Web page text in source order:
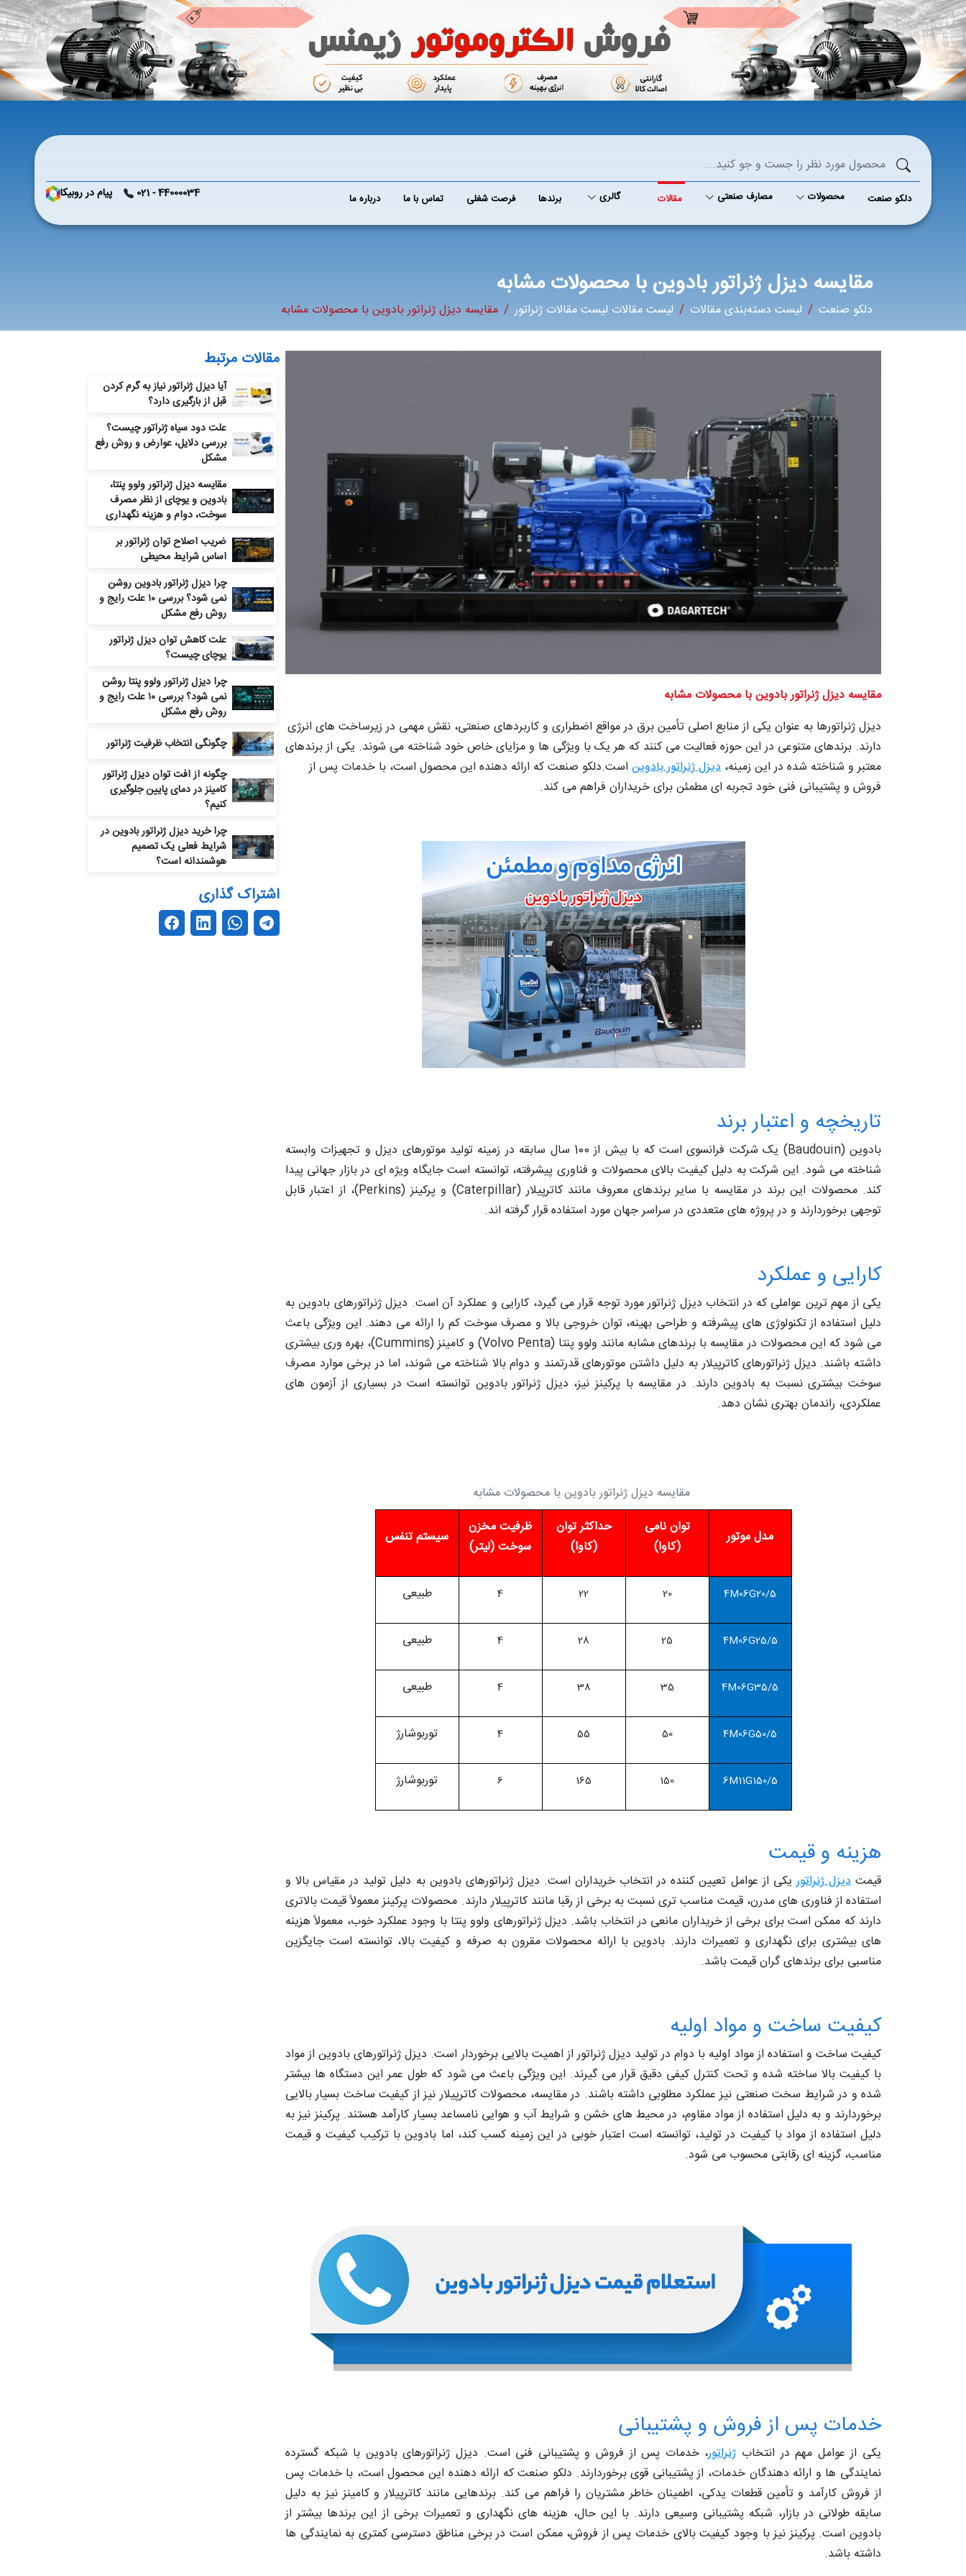
دلکو صنعت محصولات مصارف صنعتی مقالات گالری برند‌ها فرصت شغلی تماس با ما درباره ما 44000034 - 021 پیام در روبیکا
مقایسه دیزل ژنراتور بادوین با محصولات مشابه
دلکو صنعت لیست دسته‌بندی مقالات لیست مقالات لیست مقالات ژنراتور مقایسه دیزل ژنراتور بادوین با محصولات مشابه
مقایسه دیزل ژنراتور بادوین با محصولات مشابه
دیزل ژنراتورها به عنوان یکی از منابع اصلی تأمین برق در مواقع اضطراری و کاربردهای صنعتی، نقش مهمی در زیرساخت های انرژی
دارند. برندهای متنوعی در این حوزه فعالیت می کنند که هر یک با ویژگی ها و مزایای خاص خود شناخته می شوند. یکی از برندهای
معتبر و شناخته شده در این زمینه، دیزل ژنراتور بادوین است.دلکو صنعت که ارائه دهنده این محصول است، با خدمات پس از
فروش و پشتیبانی فنی خود تجربه ای مطمئن برای خریداران فراهم می کند.
تاریخچه و اعتبار برند
بادوین (Baudouin) یک شرکت فرانسوی است که با بیش از 100 سال سابقه در زمینه تولید موتورهای دیزل و تجهیزات وابسته
شناخته می شود. این شرکت به دلیل کیفیت بالای محصولات و فناوری پیشرفته، توانسته است جایگاه ویژه ای در بازار جهانی پیدا
کند. محصولات این برند در مقایسه با سایر برندهای معروف مانند کاترپیلار (Caterpillar) و پرکینز (Perkins)، از اعتبار قابل
توجهی برخوردارند و در پروژه های متعددی در سراسر جهان مورد استفاده قرار گرفته اند.
کارایی و عملکرد
یکی از مهم ترین عواملی که در انتخاب دیزل ژنراتور مورد توجه قرار می گیرد، کارایی و عملکرد آن است. دیزل ژنراتورهای بادوین به
دلیل استفاده از تکنولوژی های پیشرفته و طراحی بهینه، توان خروجی بالا و مصرف سوخت کم را ارائه می دهند. این ویژگی باعث
می شود که این محصولات در مقایسه با برندهای مشابه مانند ولوو پنتا (Volvo Penta) و کامینز (Cummins)، بهره وری بیشتری
داشته باشند. دیزل ژنراتورهای کاترپیلار به دلیل داشتن موتورهای قدرتمند و دوام بالا شناخته می شوند، اما در برخی موارد مصرف
سوخت بیشتری نسبت به بادوین دارند. در مقایسه با پرکینز نیز، دیزل ژنراتور بادوین توانسته است در بسیاری از آزمون های
عملکردی، راندمان بهتری نشان دهد.
مقایسه دیزل ژنراتور بادوین با محصولات مشابه
مدل موتور
توان نامی
(کاوا)
حداکثر توان
(کاوا)
ظرفیت مخزن
سوخت (لیتر)
سیستم تنفس
4M06G20/5
20
22
4 طبیعی
4M06G25/5
25
28
4 طبیعی
4M06G35/5
35
38
4 طبیعی
4M06G50/5
50
55
4 توربوشارژ
6M11G150/5
150
165
6 توربوشارژ
هزینه و قیمت
قیمتدیزل ژنراتوریکی از عوامل تعیین کننده در انتخاب خریداران است. دیزل ژنراتورهای بادوین به دلیل تولید در مقیاس بالا و
استفاده از فناوری های مدرن، قیمت مناسب تری نسبت به برخی از رقبا مانند کاترپیلار دارند. محصولات پرکینز معمولاً قیمت بالاتری
دارند که ممکن است برای برخی از خریداران مانعی در انتخاب باشد. دیزل ژنراتورهای ولوو پنتا با وجود عملکرد خوب، معمولاً هزینه
های بیشتری برای نگهداری و تعمیرات دارند. بادوین با ارائه محصولات مقرون به صرفه و کیفیت بالا، توانسته است جایگزین
مناسبی برای برندهای گران قیمت باشد.
کیفیت ساخت و مواد اولیه
کیفیت ساخت و استفاده از مواد اولیه با دوام در تولید دیزل ژنراتور از اهمیت بالایی برخوردار است. دیزل ژنراتورهای بادوین از مواد
با کیفیت بالا ساخته شده و تحت کنترل کیفی دقیق قرار می گیرند. این ویژگی باعث می شود که طول عمر این دستگاه ها بیشتر
شده و در شرایط سخت صنعتی نیز عملکرد مطلوبی داشته باشند. در مقایسه، محصولات کاترپیلار نیز از کیفیت ساخت بسیار بالایی
برخوردارند و به دلیل استفاده از مواد مقاوم، در محیط های خشن و شرایط آب و هوایی نامساعد بسیار کارآمد هستند. پرکینز نیز به
دلیل استفاده از مواد با کیفیت در تولید، توانسته است اعتبار خوبی در این زمینه کسب کند، اما بادوین با ترکیب کیفیت و قیمت
مناسب، گزینه ای رقابتی محسوب می شود.
خدمات پس از فروش و پشتیبانی
یکی از عوامل مهم در انتخاب ژنراتور، خدمات پس از فروش و پشتیبانی فنی است. دیزل ژنراتورهای بادوین با شبکه گسترده
نمایندگی ها و ارائه دهندگان خدمات، از پشتیبانی قوی برخوردارند. دلکو صنعت که ارائه دهنده این محصول است، با خدمات پس
از فروش کارآمد و تأمین قطعات یدکی، اطمینان خاطر مشتریان را فراهم می کند. برندهایی مانند کاترپیلار و کامینز نیز به دلیل
سابقه طولانی در بازار، شبکه پشتیبانی وسیعی دارند. با این حال، هزینه های نگهداری و تعمیرات برخی از این برندها بیشتر از
بادوین است. پرکینز نیز با وجود کیفیت بالای خدمات پس از فروش، ممکن است در برخی مناطق دسترسی کمتری به نمایندگی ها
داشته باشد.
مقالات مرتبط
آیا دیزل ژنراتور نیاز به گرم کردن
قبل از بارگیری دارد؟
علت دود سیاه ژنراتور چیست؟
بررسی دلایل، عوارض و روش رفع
مشکل
مقایسه دیزل ژنراتور ولوو پنتا،
بادوین و یوچای از نظر مصرف
سوخت، دوام و هزینه نگهداری
ضریب اصلاح توان ژنراتور بر
اساس شرایط محیطی
چرا دیزل ژنراتور بادوین روشن
نمی‌ شود؟ بررسی ۱۰ علت رایج و
روش رفع مشکل
علت کاهش توان دیزل ژنراتور
یوچای چیست؟
چرا دیزل ژنراتور ولوو پنتا روشن
نمی‌ شود؟ بررسی ۱۰ علت رایج و
روش رفع مشکل
چگونگی انتخاب ظرفیت ژنراتور
چگونه از افت توان دیزل ژنراتور
کامینز در دمای پایین جلوگیری
کنیم؟
چرا خرید دیزل ژنراتور بادوین در
شرایط فعلی یک تصمیم
هوشمندانه است؟
اشتراک گذاری